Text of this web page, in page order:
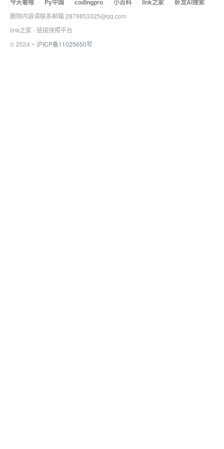
今天看啥 · Py中国 · codingpro · 小百科 · link之家 · 卧龙AI搜索
删除内容请联系邮箱 2879853325@qq.com
link之家 - 链接快照平台
© 2024 ~ 沪ICP备11025650号